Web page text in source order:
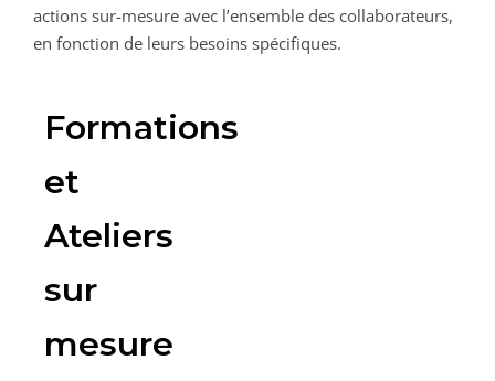
actions sur-mesure avec l’ensemble des collaborateurs,
en fonction de leurs besoins spécifiques.
Formations
et
Ateliers
sur
mesure